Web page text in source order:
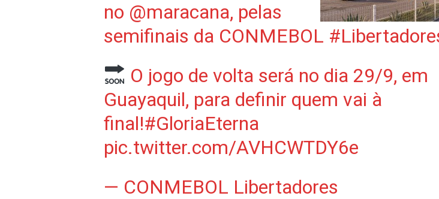
no @maracana, pelas
semifinais da CONMEBOL
O jogo de volta será no dia 29/9, em
Guayaquil, para definir quem vai à
final!#GloriaEterna
pic.twitter.com/AVHCWTDY6e
— CONMEBOL Libertadores